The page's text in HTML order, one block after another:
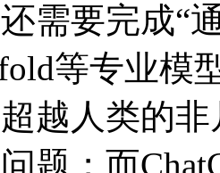
还需要完成
等专业
超越人类的
题；而